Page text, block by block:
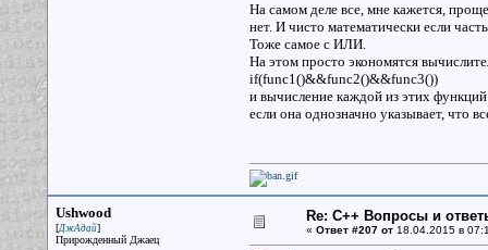
На самом деле все, мне кажется,
нет. И чисто математически если
Тоже самое с ИЛИ.
На этом просто экономятся
if(func1()&&func2()&&func3())
и вычисление каждой из этих
если она однозначно указывает, что
Ushwood
[ДжАдай]
Прирожденный Джаец
Re: С++ Вопросы и
« Ответ #207 от18.04.2015 в